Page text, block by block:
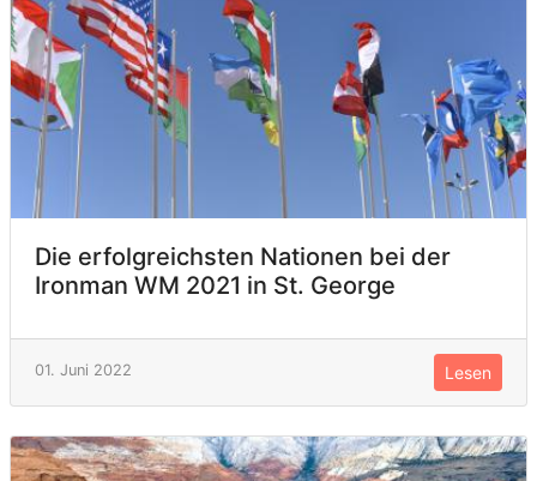
Die erfolgreichsten Nationen bei der
Ironman WM 2021 in St. George
01. Juni 2022 Lesen